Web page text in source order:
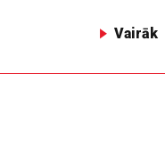
Vairāk